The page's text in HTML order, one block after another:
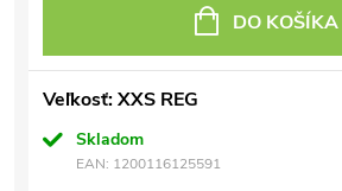
DO KOŠÍKA
Veľkosť: XXS REG
Skladom
EAN: 1200116125591